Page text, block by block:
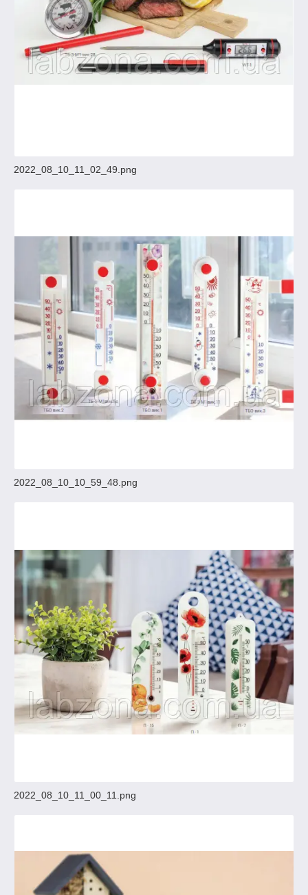
2022_08_10_11_02_49.png
2022_08_10_10_59_48.png
2022_08_10_11_00_11.png